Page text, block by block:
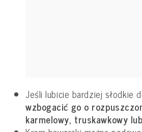
Jeśli lubicie bardziej słodkie
wzbogacić go o
karmelowy, truskawkowy